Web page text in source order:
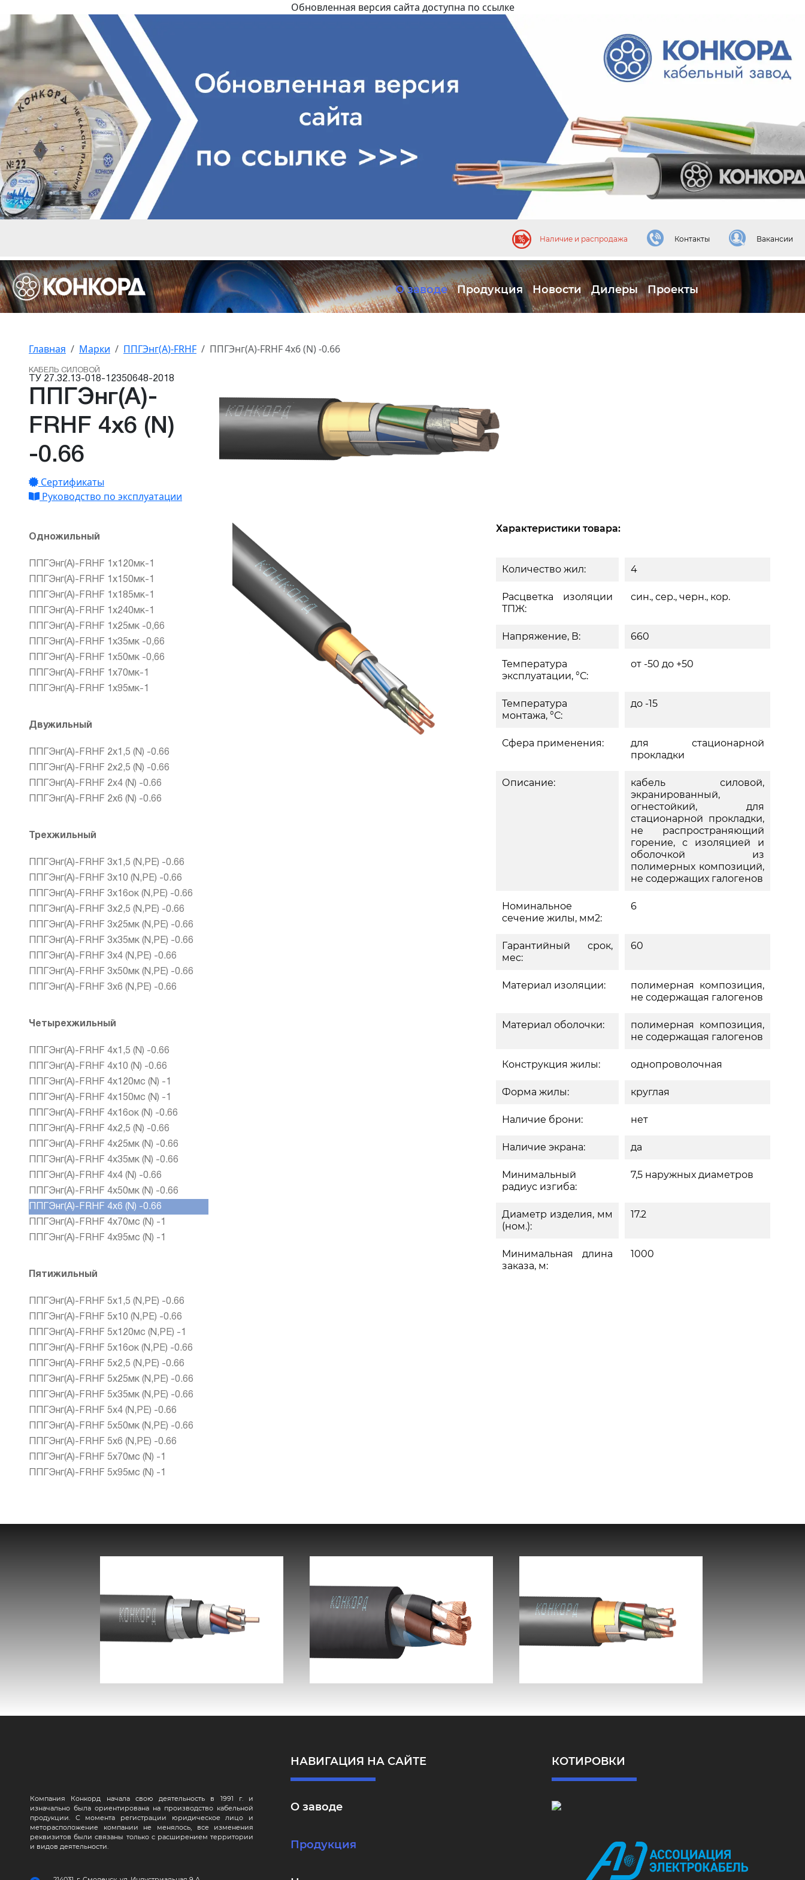
Обновленная версия сайта доступна по ссылке
Наличие и распродажа Контакты Вакансии
О заводе Продукция Новости Дилеры Проекты
Главная Марки ППГЭнг(А)-FRHF ППГЭнг(А)-FRHF 4х6 (N) -0.66
КАБЕЛЬ СИЛОВОЙ
ТУ 27.32.13-018-12350648-2018
ППГЭнг(А)-
FRHF 4х6 (N)
-0.66
Сертификаты
Руководство по эксплуатации
Одножильный
ППГЭнг(А)-FRHF 1х120мк-1
ППГЭнг(А)-FRHF 1х150мк-1
ППГЭнг(А)-FRHF 1х185мк-1
ППГЭнг(А)-FRHF 1х240мк-1
ППГЭнг(А)-FRHF 1х25мк -0,66
ППГЭнг(А)-FRHF 1х35мк -0,66
ППГЭнг(А)-FRHF 1х50мк -0,66
ППГЭнг(А)-FRHF 1х70мк-1
ППГЭнг(А)-FRHF 1х95мк-1
Двужильный
ППГЭнг(А)-FRHF 2х1,5 (N) -0.66
ППГЭнг(А)-FRHF 2х2,5 (N) -0.66
ППГЭнг(А)-FRHF 2х4 (N) -0.66
ППГЭнг(А)-FRHF 2х6 (N) -0.66
Трехжильный
ППГЭнг(А)-FRHF 3х1,5 (N,PE) -0.66
ППГЭнг(А)-FRHF 3х10 (N,PE) -0.66
ППГЭнг(А)-FRHF 3х16ок (N,PE) -0.66
ППГЭнг(А)-FRHF 3х2,5 (N,PE) -0.66
ППГЭнг(А)-FRHF 3х25мк (N,PE) -0.66
ППГЭнг(А)-FRHF 3х35мк (N,PE) -0.66
ППГЭнг(А)-FRHF 3х4 (N,PE) -0.66
ППГЭнг(А)-FRHF 3х50мк (N,PE) -0.66
ППГЭнг(А)-FRHF 3х6 (N,PE) -0.66
Четырехжильный
ППГЭнг(А)-FRHF 4х1,5 (N) -0.66
ППГЭнг(А)-FRHF 4х10 (N) -0.66
ППГЭнг(А)-FRHF 4х120мс (N) -1
ППГЭнг(А)-FRHF 4х150мс (N) -1
ППГЭнг(А)-FRHF 4х16ок (N) -0.66
ППГЭнг(А)-FRHF 4х2,5 (N) -0.66
ППГЭнг(А)-FRHF 4х25мк (N) -0.66
ППГЭнг(А)-FRHF 4х35мк (N) -0.66
ППГЭнг(А)-FRHF 4х4 (N) -0.66
ППГЭнг(А)-FRHF 4х50мк (N) -0.66
ППГЭнг(А)-FRHF 4х6 (N) -0.66
ППГЭнг(А)-FRHF 4х70мс (N) -1
ППГЭнг(А)-FRHF 4х95мс (N) -1
Пятижильный
ППГЭнг(А)-FRHF 5х1,5 (N,PE) -0.66
ППГЭнг(А)-FRHF 5х10 (N,PE) -0.66
ППГЭнг(А)-FRHF 5х120мс (N,PE) -1
ППГЭнг(А)-FRHF 5х16ок (N,PE) -0.66
ППГЭнг(А)-FRHF 5х2,5 (N,PE) -0.66
ППГЭнг(А)-FRHF 5х25мк (N,PE) -0.66
ППГЭнг(А)-FRHF 5х35мк (N,PE) -0.66
ППГЭнг(А)-FRHF 5х4 (N,PE) -0.66
ППГЭнг(А)-FRHF 5х50мк (N,PE) -0.66
ППГЭнг(А)-FRHF 5х6 (N,PE) -0.66
ППГЭнг(А)-FRHF 5х70мс (N) -1
ППГЭнг(А)-FRHF 5х95мс (N) -1
Характеристики товара:
Количество жил: 4
Расцветка изоляции
ТПЖ:
син., сер., черн., кор.
Напряжение, В: 660
Температура
эксплуатации, °С:
от -50 до +50
Температура
монтажа, °С:
до -15
Сфера применения:
для стационарной
прокладки
Описание:
кабель силовой,
экранированный,
огнестойкий, для
стационарной прокладки,
не распространяющий
горение, с изоляцией и
оболочкой из
полимерных композиций,
не содержащих галогенов
Номинальное
сечение жилы, мм2:
6
Гарантийный срок,
мес:
60
Материал изоляции:
полимерная композиция,
не содержащая галогенов
Материал оболочки:
полимерная композиция,
не содержащая галогенов
Конструкция жилы: однопроволочная
Форма жилы: круглая
Наличие брони: нет
Наличие экрана: да
Минимальный
радиус изгиба:
7,5 наружных диаметров
Диаметр изделия, мм
(ном.):
17.2
Минимальная длина
заказа, м:
1000
Компания Конкорд начала свою деятельность в 1991 г. и
изначально была ориентирована на производство кабельной
продукции. С момента регистрации юридическое лицо и
меторасположение компании не менялось, все изменения
реквизитов были связаны только с расширением территории
и видов деятельности.
НАВИГАЦИЯ НА САЙТЕ
О заводе
Продукция
КОТИРОВКИ